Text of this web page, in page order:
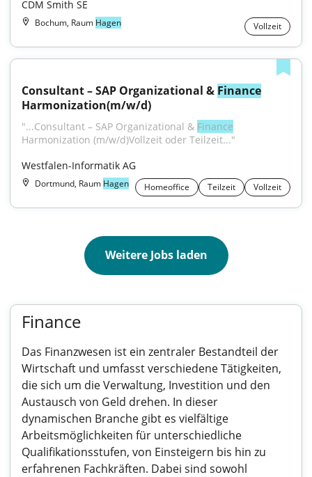
CDM Smith SE
Bochum, Raum Hagen Vollzeit
Consultant – SAP Organizational & Finance
Harmonization(m/w/d)
"...Consultant – SAP Organizational & Finance
Harmonization (m⁠/⁠w⁠/⁠d)Vollzeit oder Teilzeit..."
Westfalen-Informatik AG
Dortmund, Raum Hagen Homeoffice Teilzeit Vollzeit
Weitere Jobs laden
Finance
Das Finanzwesen ist ein zentraler Bestandteil der
Wirtschaft und umfasst verschiedene Tätigkeiten,
die sich um die Verwaltung, Investition und den
Austausch von Geld drehen. In dieser
dynamischen Branche gibt es vielfältige
Arbeitsmöglichkeiten für unterschiedliche
Qualifikationsstufen, von Einsteigern bis hin zu
erfahrenen Fachkräften. Dabei sind sowohl